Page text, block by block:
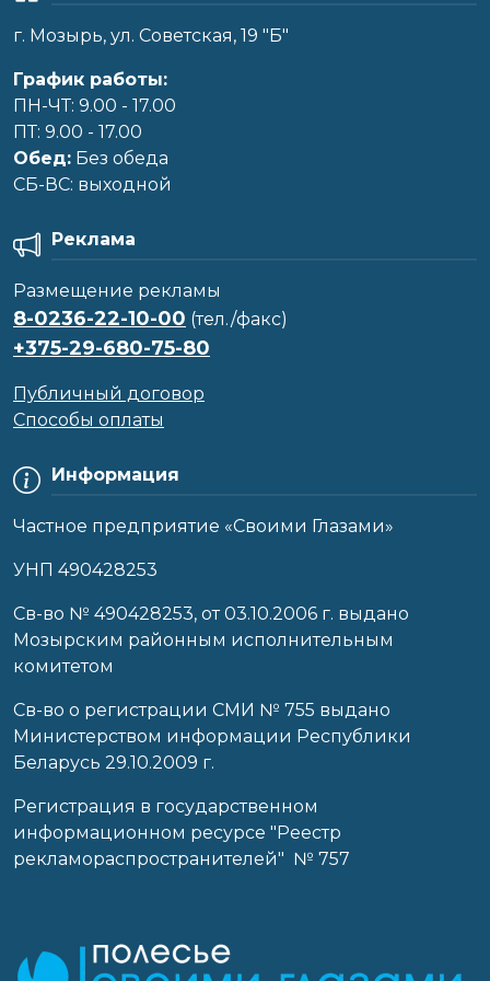
г. Мозырь, ул. Советская, 19 "Б"
График работы:
ПН-ЧТ: 9.00 - 17.00
ПТ: 9.00 - 17.00
Обед: Без обеда
CБ-ВС: выходной
Информация
Частное предприятие «Своими Глазами»
УНП 490428253
Cв-во № 490428253, от 03.10.2006 г. выдано
Мозырским районным исполнительным
комитетом
Св-во о регистрации СМИ № 755 выдано
Министерством информации Республики
Беларусь 29.10.2009 г.
Регистрация в государственном
информационном ресурсе "Реестр
рекламораспространителей" № 757
Реклама
Размещение рекламы
8-0236-22-10-00 (тел./факс)
+375-29-680-75-80
Публичный договор
Способы оплаты